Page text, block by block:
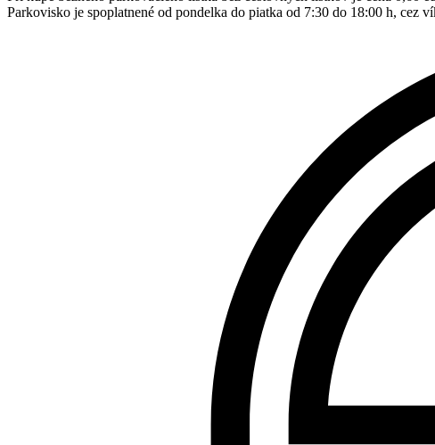
Parkovisko je spoplatnené od pondelka do piatka od 7:30 do 18:00 h, cez